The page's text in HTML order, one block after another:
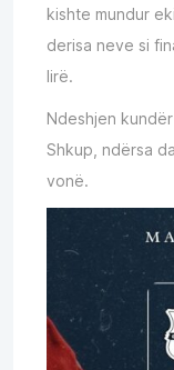
kishte mundur
derisa neve si
lirë.
Ndeshjen
Shkup, ndërsa
vonë.